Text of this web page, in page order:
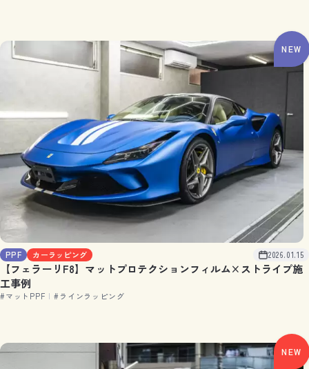
NEW
PPF カーラッピング 2026.01.15
【フェラーリF8】マットプロテクションフィルム×ストライプ施
工事例
#マットPPF | #ラインラッピング
NEW